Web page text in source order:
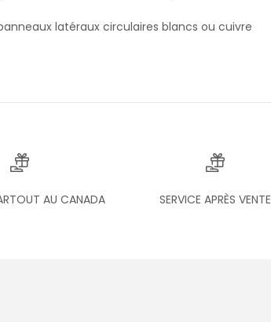
latéraux circulaires blancs ou cuivre
AU CANADA SERVICE APRÈS VENTE